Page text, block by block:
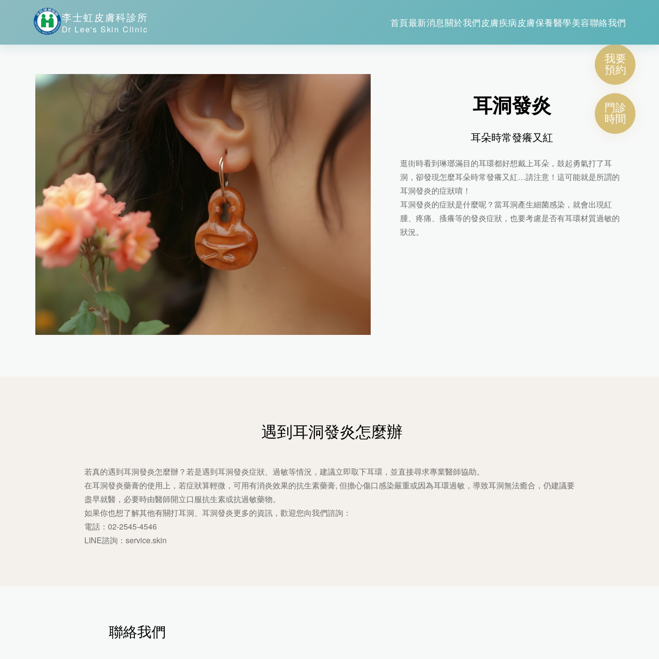
李士虹皮膚科診所
Dr Lee's Skin Clinic
首頁最新消息關於我們皮膚疾病皮膚保養醫學美容聯絡我們
耳洞發炎
耳朵時常發癢又紅
逛街時看到琳瑯滿目的耳環都好想戴上耳朵，鼓起勇氣打了耳
洞，卻發現怎麼耳朵時常發癢又紅…請注意！這可能就是所謂的
耳洞發炎的症狀唷！
耳洞發炎的症狀是什麼呢？當耳洞產生細菌感染，就會出現紅
腫、疼痛、搔癢等的發炎症狀，也要考慮是否有耳環材質過敏的
狀況。
遇到耳洞發炎怎麼辦
若真的遇到耳洞發炎怎麼辦？若是遇到耳洞發炎症狀、過敏等情況，建議立即取下耳環，並直接尋求專業醫師協助。
在耳洞發炎藥膏的使用上，若症狀算輕微，可用有消炎效果的抗生素藥膏, 但擔心傷口感染嚴重或因為耳環過敏，導致耳洞無法癒合，仍建議要
盡早就醫，必要時由醫師開立口服抗生素或抗過敏藥物。
如果你也想了解其他有關打耳洞、耳洞發炎更多的資訊，歡迎您向我們諮詢：
電話：02-2545-4546
LINE諮詢：service.skin
聯絡我們
我要
預約
門診
時間